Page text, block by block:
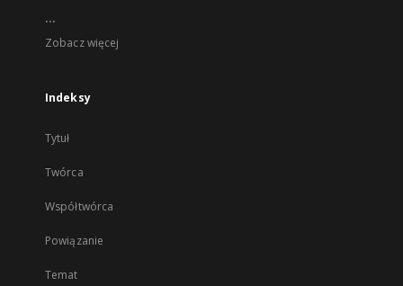
...
Zobacz więcej
Indeksy
Tytuł
Twórca
Współtwórca
Powiązanie
Temat